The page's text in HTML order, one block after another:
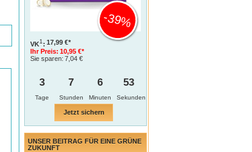
VK1 : 17,99 €*
Ihr Preis: 10,95 €*
Sie sparen: 7,04 €
-39%
3
Tage
7 6 52
Jetzt sichern
UNSER BEITRAG FÜR EINE GRÜNE
ZUKUNFT